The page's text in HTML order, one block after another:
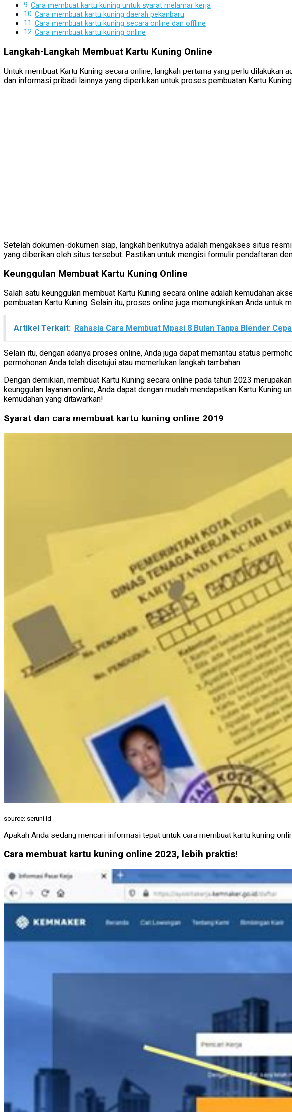
Cara membuat kartu kuning untuk syarat melamar kerja
Cara membuat kartu kuning daerah pekanbaru
Cara membuat kartu kuning secara online dan offline
Cara membuat kartu kuning online
Langkah-Langkah Membuat Kartu Kuning Online
Untuk membuat Kartu Kuning secara online, langkah pertama yang perlu
dan informasi pribadi lainnya yang diperlukan untuk proses pembuatan Kartu Kuning.
Setelah dokumen-dokumen siap, langkah berikutnya adalah mengakses situs
yang diberikan oleh situs tersebut. Pastikan untuk mengisi formulir pendaftaran
Keunggulan Membuat Kartu Kuning Online
Salah satu keunggulan membuat Kartu Kuning secara online adalah kemudahan
pembuatan Kartu Kuning. Selain itu, proses online juga memungkinkan Anda untuk
Artikel Terkait: Rahasia Cara Membuat Mpasi 8 Bulan Tanpa Blender
Selain itu, dengan adanya proses online, Anda juga dapat memantau status
permohonan Anda telah disetujui atau memerlukan langkah tambahan.
Dengan demikian, membuat Kartu Kuning secara online pada tahun 2023
keunggulan layanan online, Anda dapat dengan mudah mendapatkan Kartu Kuning
kemudahan yang ditawarkan!
Syarat dan cara membuat kartu kuning online 2019
source: seruni.id
Apakah Anda sedang mencari informasi tepat untuk cara membuat kartu kuning
Cara membuat kartu kuning online 2023, lebih praktis!